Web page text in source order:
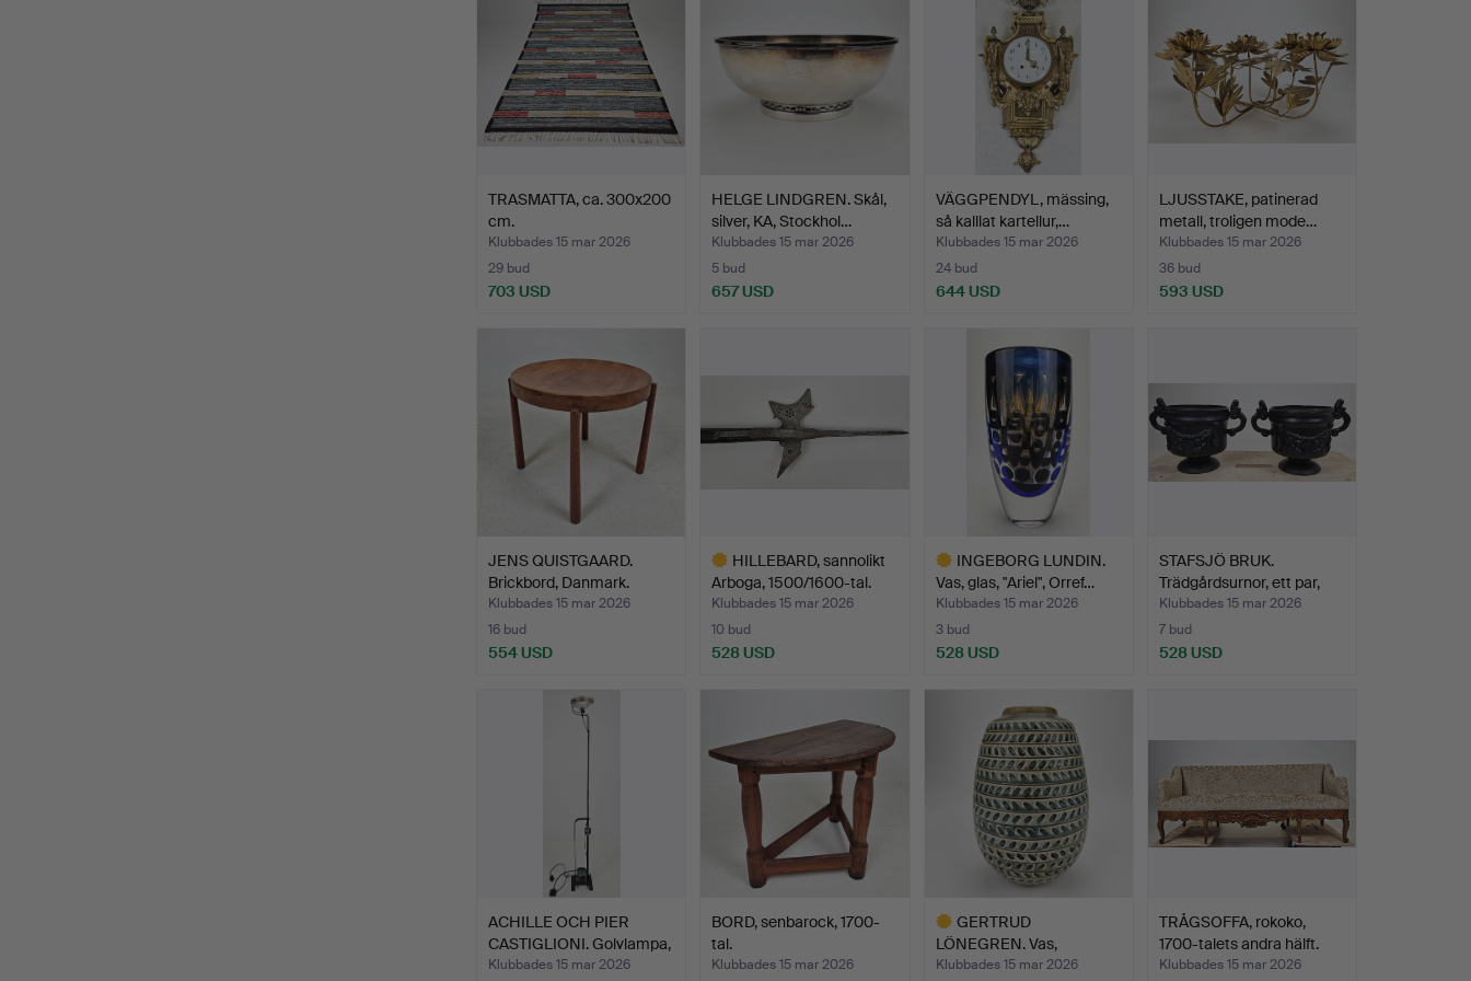
TRASMATTA, ca. 300x200
cm.
Klubbades 15 mar 2026
29 bud
703 USD
HELGE LINDGREN. Skål,
silver, KA, Stockhol…
Klubbades 15 mar 2026
5 bud
657 USD
VÄGGPENDYL, mässing,
så kalllat kartellur,…
Klubbades 15 mar 2026
24 bud
644 USD
LJUSSTAKE, patinerad
metall, troligen mode…
Klubbades 15 mar 2026
36 bud
593 USD
JENS QUISTGAARD.
Brickbord, Danmark.
Klubbades 15 mar 2026
16 bud
554 USD
HILLEBARD, sannolikt
Arboga, 1500/1600-tal.
Klubbades 15 mar 2026
10 bud
528 USD
INGEBORG LUNDIN.
Vas, glas, "Ariel", Orref…
Klubbades 15 mar 2026
3 bud
528 USD
STAFSJÖ BRUK.
Trädgårdsurnor, ett par,
gju…
Klubbades 15 mar 2026
7 bud
528 USD
ACHILLE OCH PIER
CASTIGLIONI. Golvlampa,
u…
Klubbades 15 mar 2026
BORD, senbarock, 1700-
tal.
Klubbades 15 mar 2026
GERTRUD
LÖNEGREN. Vas,
stengods, Rörstrand.
Klubbades 15 mar 2026
TRÅGSOFFA, rokoko,
1700-talets andra hälft.
Klubbades 15 mar 2026